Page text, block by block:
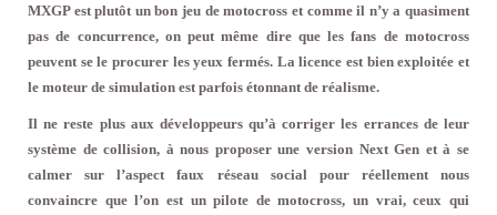
MXGP est plutôt un bon jeu de motocross et comme il n’y a quasiment
pas de concurrence, on peut même dire que les fans de motocross
peuvent se le procurer les yeux fermés. La licence est bien exploitée et
le moteur de simulation est parfois étonnant de réalisme.
Il ne reste plus aux développeurs qu’à corriger les errances de leur
système de collision, à nous proposer une version Next Gen et à se
calmer sur l’aspect faux réseau social pour réellement nous
convaincre que l’on est un pilote de motocross, un vrai, ceux qui